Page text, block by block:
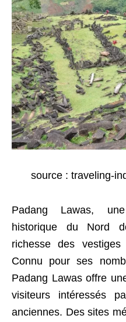
source : traveling-
Padang Lawas,
historique du Nord
richesse des vestiges
Connu pour ses
Padang Lawas offre
visiteurs intéressés
anciennes. Des sites